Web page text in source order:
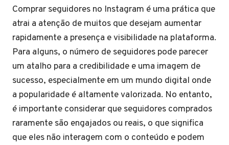
Comprar seguidores no Instagram é uma prática que
atrai a atenção de muitos que desejam aumentar
rapidamente a presença e visibilidade na plataforma.
Para alguns, o número de seguidores pode parecer
um atalho para a credibilidade e uma imagem de
sucesso, especialmente em um mundo digital onde
a popularidade é altamente valorizada. No entanto,
é importante considerar que seguidores comprados
raramente são engajados ou reais, o que significa
que eles não interagem com o conteúdo e podem